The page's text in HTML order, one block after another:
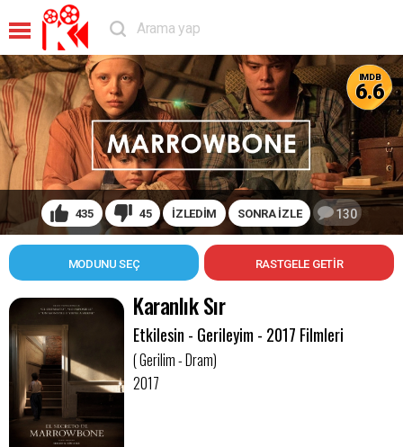
435 45 İZLEDİM SONRA İZLE 130
MODUNU SEÇ
IMDB
6.6
Karanlık Sır
Etkilesin - Gerileyim - 2017 Filmleri
( Gerilim - Dram)
2017